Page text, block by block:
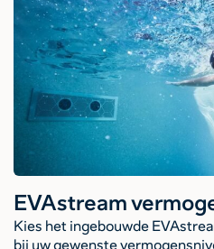
EVAstream
Kies het ingebouwde
bij uw gewenste